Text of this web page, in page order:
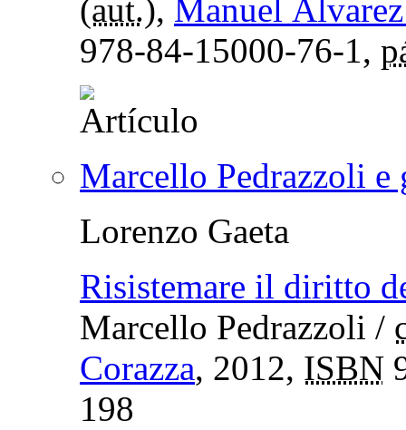
(aut.), Manuel
978-84-15000-76-1,
Marcello Pedrazzoli
Lorenzo Gaeta
Risistemare il diritto
Marcello Pedrazzoli /
Corazza, 2012, ISBN
198